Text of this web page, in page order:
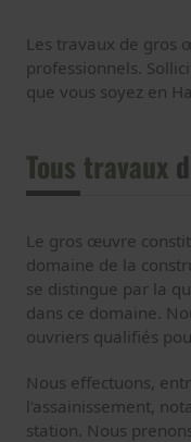
Les travaux de gros
professionnels.
que vous soyez en
Tous travaux
Le gros œuvre
domaine de la
se distingue par la
dans ce domaine.
ouvriers qualifiés
Nous effectuons,
l'assainissement,
station. Nous